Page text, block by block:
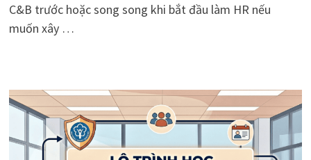
C&B trước hoặc song song khi bắt đầu làm HR nếu
muốn xây …